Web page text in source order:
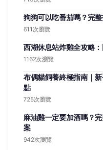
狗狗可以吃番茄嗎？完
611次瀏覽
西湖休息站炸雞全攻略
1162次瀏覽
布偶貓飼養終極指南｜
點
725次瀏覽
麻油雞一定要加酒嗎？
案
942次瀏覽